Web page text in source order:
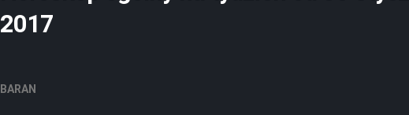
2017
BARAN